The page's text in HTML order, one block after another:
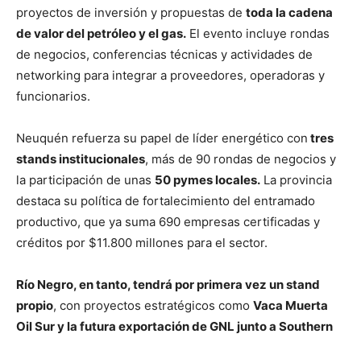
proyectos de inversión y propuestas de toda la cadena
de valor del petróleo y el gas. El evento incluye rondas
de negocios, conferencias técnicas y actividades de
networking para integrar a proveedores, operadoras y
funcionarios.
Neuquén refuerza su papel de líder energético con tres
stands institucionales, más de 90 rondas de negocios y
la participación de unas 50 pymes locales. La provincia
destaca su política de fortalecimiento del entramado
productivo, que ya suma 690 empresas certificadas y
créditos por $11.800 millones para el sector.
Río Negro, en tanto, tendrá por primera vez un stand
propio, con proyectos estratégicos como Vaca Muerta
Oil Sur y la futura exportación de GNL junto a Southern